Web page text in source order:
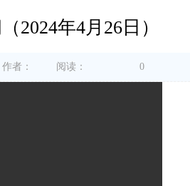
2024年4月26日）
作者： 阅读： 0